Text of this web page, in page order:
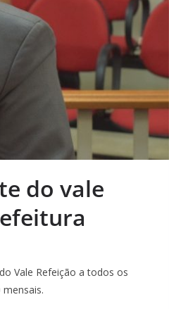
do vale
Vale Refeição a todos os